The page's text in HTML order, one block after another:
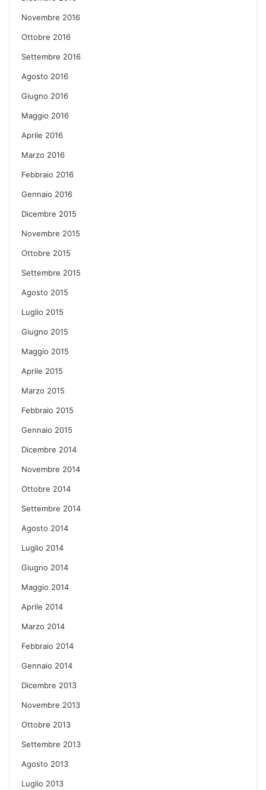
Novembre 2016
Ottobre 2016
Settembre 2016
Agosto 2016
Giugno 2016
Maggio 2016
Aprile 2016
Marzo 2016
Febbraio 2016
Gennaio 2016
Dicembre 2015
Novembre 2015
Ottobre 2015
Settembre 2015
Agosto 2015
Luglio 2015
Giugno 2015
Maggio 2015
Aprile 2015
Marzo 2015
Febbraio 2015
Gennaio 2015
Dicembre 2014
Novembre 2014
Ottobre 2014
Settembre 2014
Agosto 2014
Luglio 2014
Giugno 2014
Maggio 2014
Aprile 2014
Marzo 2014
Febbraio 2014
Gennaio 2014
Dicembre 2013
Novembre 2013
Ottobre 2013
Settembre 2013
Agosto 2013
Luglio 2013